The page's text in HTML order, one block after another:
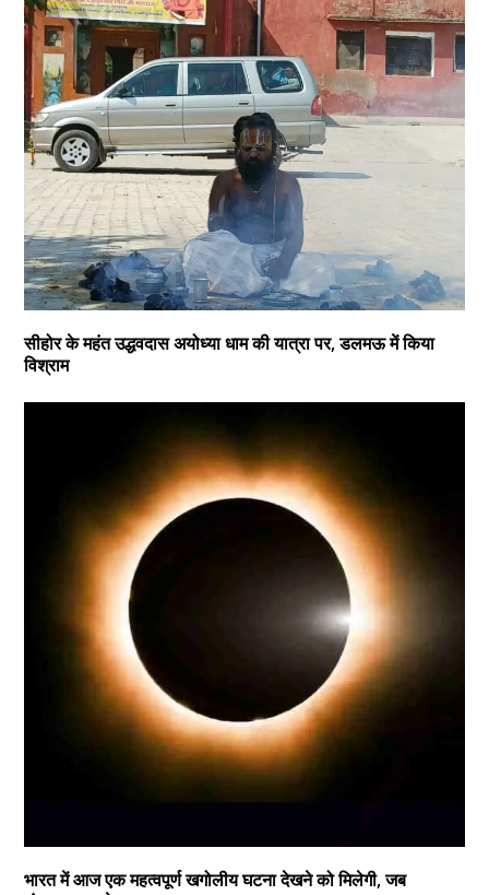
सीहोर के महंत उद्धवदास अयोध्या धाम की यात्रा पर, डलमऊ में किया
विश्राम
भारत में आज एक महत्वपूर्ण खगोलीय घटना देखने को मिलेगी, जब